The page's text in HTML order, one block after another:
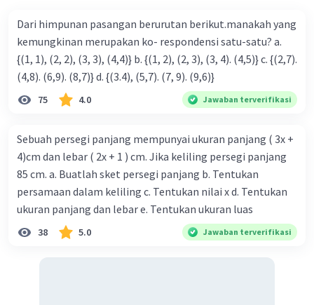
Dari himpunan pasangan berurutan berikut.manakah yang
kemungkinan merupakan ko- respondensi satu-satu? a.
{(1, 1), (2, 2), (3, 3), (4,4)} b. {(1, 2), (2, 3), (3, 4). (4,5)} c. {(2,7).
(4,8). (6,9). (8,7)} d. {(3.4), (5,7). (7, 9). (9,6)}
75 4.0 Jawaban terverifikasi
Sebuah persegi panjang mempunyai ukuran panjang ( 3x +
4)cm dan lebar ( 2x + 1 ) cm. Jika keliling persegi panjang
85 cm. a. Buatlah sket persegi panjang b. Tentukan
persamaan dalam keliling c. Tentukan nilai x d. Tentukan
ukuran panjang dan lebar e. Tentukan ukuran luas
38 5.0 Jawaban terverifikasi